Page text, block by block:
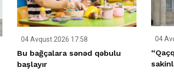
04 Avqust 2026 17:58
Bu bağçalara sənəd qəbulu
başlayır
04